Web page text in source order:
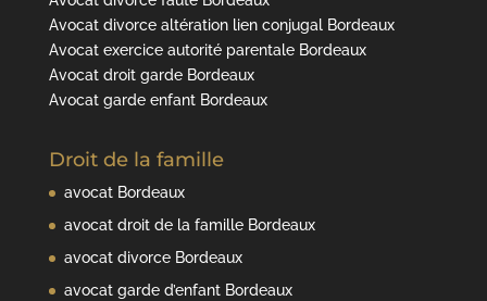
Avocat divorce altération lien conjugal Bordeaux
Avocat exercice autorité parentale Bordeaux
Avocat droit garde Bordeaux
Avocat garde enfant Bordeaux
Droit de la famille
avocat Bordeaux
avocat droit de la famille Bordeaux
avocat divorce Bordeaux
avocat garde d’enfant Bordeaux